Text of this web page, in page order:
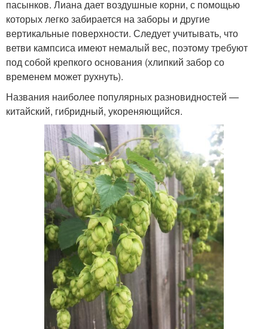
пасынков. Лиана дает воздушные корни, с помощью
которых легко забирается на заборы и другие
вертикальные поверхности. Следует учитывать, что
ветви кампсиса имеют немалый вес, поэтому требуют
под собой крепкого основания (хлипкий забор со
временем может рухнуть).
Названия наиболее популярных разновидностей —
китайский, гибридный, укореняющийся.